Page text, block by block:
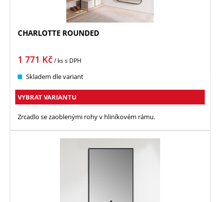
CHARLOTTE ROUNDED
1 771 Kč/ kss DPH
Skladem dle variant
VYBRAT VARIANTU
Zrcadlo se zaoblenými rohy v hliníkovém rámu.